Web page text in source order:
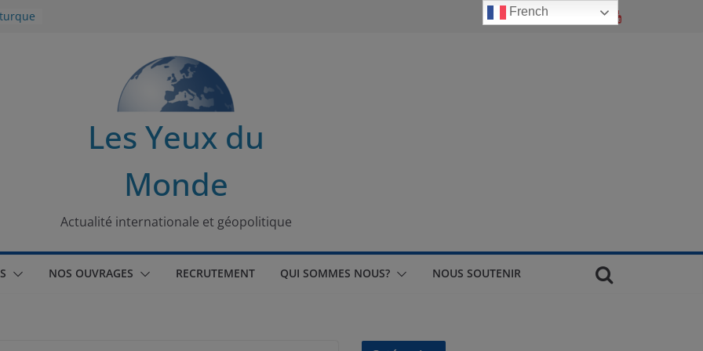
Les Yeux du
Monde
Actualité internationale et géopolitique
NOS OUVRAGES RECRUTEMENT QUI SOMMES NOUS? NOUS SOUTENIR
French